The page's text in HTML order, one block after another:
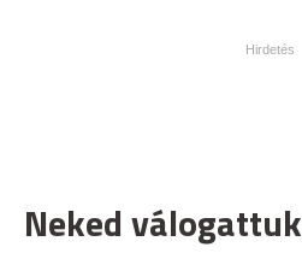
Neked válogattuk